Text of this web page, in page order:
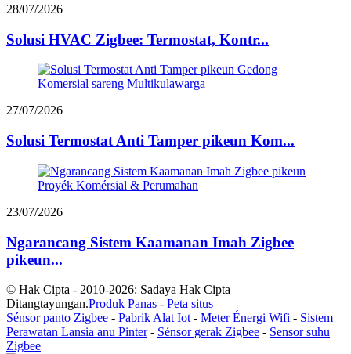
28/07/2026
Solusi HVAC Zigbee: Termostat, Kontr...
27/07/2026
Solusi Termostat Anti Tamper pikeun Kom...
23/07/2026
Ngarancang Sistem Kaamanan Imah Zigbee
pikeun...
© Hak Cipta - 2010-2026: Sadaya Hak Cipta
Ditangtayungan.Produk Panas - Peta situs
Sénsor panto Zigbee - Pabrik Alat Iot - Meter Énergi Wifi - Sistem
Perawatan Lansia anu Pinter- Sénsor gerak Zigbee - Sensor suhu
Zigbee